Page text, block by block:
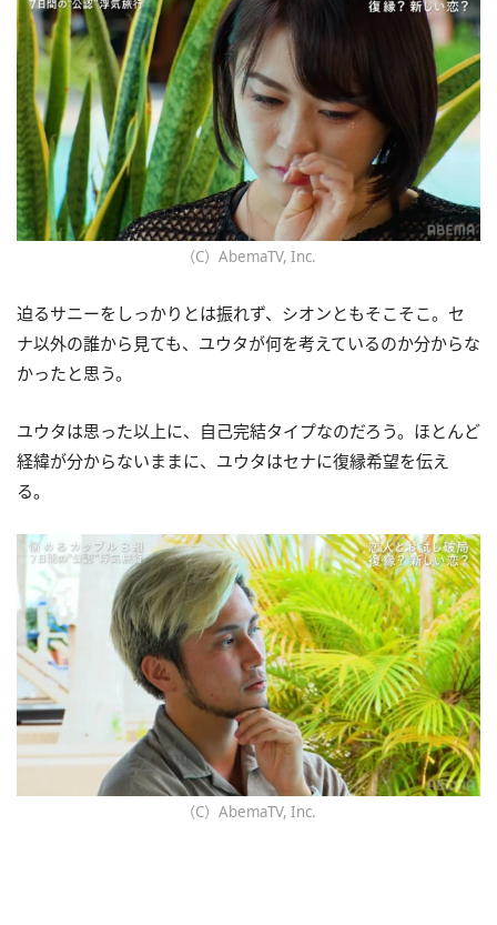
（C）AbemaTV, Inc.
迫るサニーをしっかりとは振れず、シオンともそこそこ。セ
ナ以外の誰から見ても、ユウタが何を考えているのか分からな
かったと思う。
ユウタは思った以上に、自己完結タイプなのだろう。ほとんど
経緯が分からないままに、ユウタはセナに復縁希望を伝え
る。
（C）AbemaTV, Inc.